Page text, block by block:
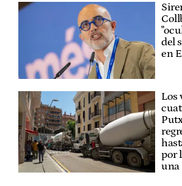
del
en
Los
por
una